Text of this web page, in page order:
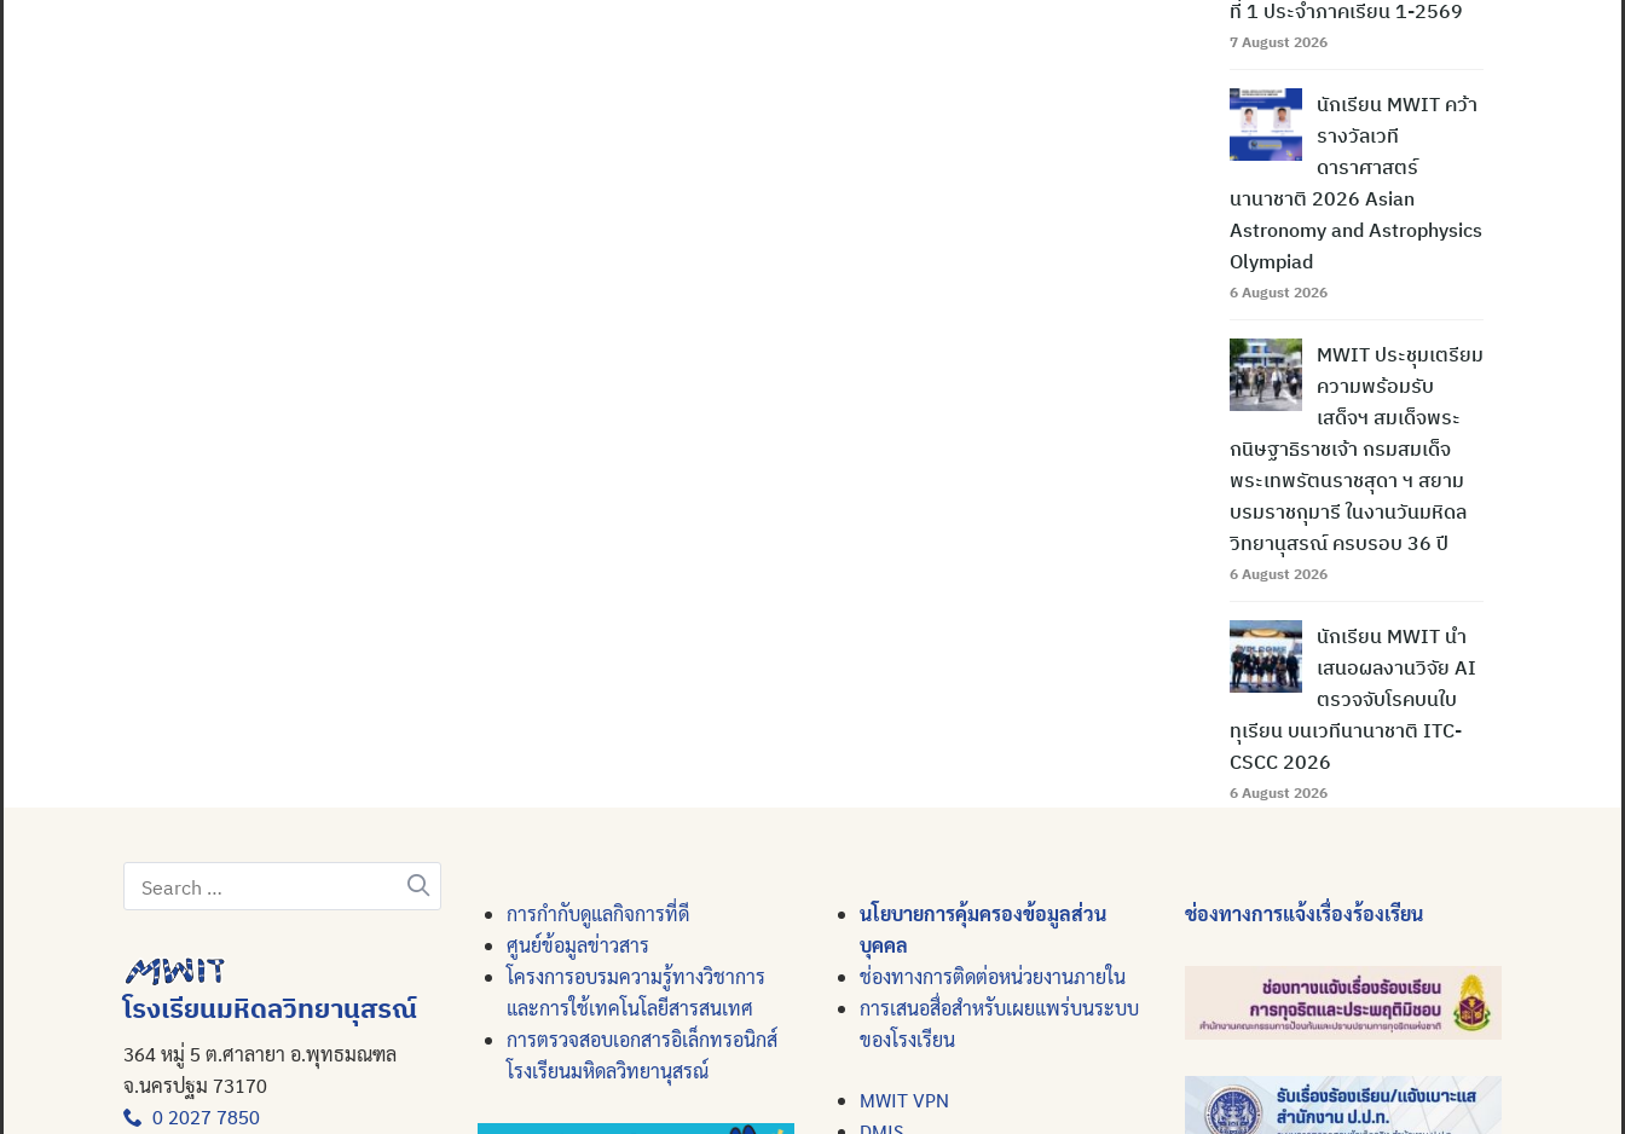
ที่ 1 ประจำภาคเรียน 1-2569
7 August 2026
นักเรียน MWIT คว้า
รางวัลเวที
ดาราศาสตร์
นานาชาติ 2026 Asian
Astronomy and Astrophysics
Olympiad
6 August 2026
MWIT ประชุมเตรียม
ความพร้อมรับ
เสด็จฯ สมเด็จพระ
กนิษฐาธิราชเจ้า กรมสมเด็จ
พระเทพรัตนราชสุดา ฯ สยาม
บรมราชกุมารี ในงานวันมหิดล
วิทยานุสรณ์ ครบรอบ 36 ปี
6 August 2026
นักเรียน MWIT นำ
เสนอผลงานวิจัย AI
ตรวจจับโรคบนใบ
ทุเรียน บนเวทีนานาชาติ ITC-
CSCC 2026
6 August 2026
Search
for:
โรงเรียนมหิดลวิทยานุสรณ์
364 หมู่ 5 ต.ศาลายา อ.พุทธมณฑล
จ.นครปฐม 73170
0 2027 7850
การกำกับดูแลกิจการที่ดี
ศูนย์ข้อมูลข่าวสาร
โครงการอบรมความรู้ทางวิชาการ
และการใช้เทคโนโลยีสารสนเทศ
การตรวจสอบเอกสารอิเล็กทรอนิกส์
โรงเรียนมหิดลวิทยานุสรณ์
นโยบายการคุ้มครองข้อมูลส่วน
บุคคล
ช่องทางการติดต่อหน่วยงานภายใน
การเสนอสื่อสำหรับเผยแพร่บนระบบ
ของโรงเรียน
MWIT VPN
ช่องทางการแจ้งเรื่องร้องเรียน